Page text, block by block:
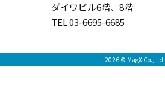
ダイワビル6階、8階
TEL 03-6695-6685
2026 © MagX Co.,Ltd.